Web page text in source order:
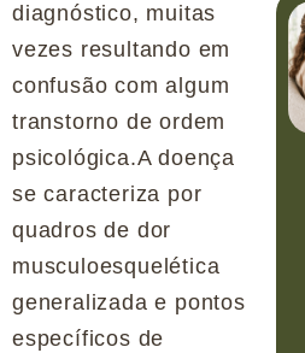
diagnóstico, muitas
vezes resultando em
confusão com algum
transtorno de ordem
psicológica.A doença
se caracteriza por
quadros de dor
musculoesquelética
generalizada e pontos
específicos de